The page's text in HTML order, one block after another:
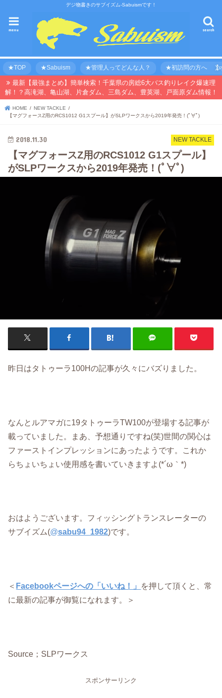
デジ物書きのサブイズム-Sabuismです！
search
menu
★TOP ★Sabuism ★管理人ってどんな人？ ★初訪問の方へ 【
最新【最強まとめ】簡単検索！千葉県の房総6大バス釣りレイク爆速理
解！？高滝湖、亀山湖、片倉ダム、三島ダム、豊英湖、戸面原ダム情報！
HOME
NEW TACKLE
【マグフォースZ用のRCS1012 G1スプール】がSLPワークスから2019年発売！(ﾟ∀ﾟ)
NEW TACKLE
2018.11.30
【マグフォースZ用のRCS1012 G1スプール】
がSLPワークスから2019年発売！(ﾟ∀ﾟ)
昨日はタトゥーラ100Hの記事が久々にバズりました。
なんとルアマガに19タトゥーラTW100が登場する記事が
載っていました。まあ、予想通りですね(笑)世間の関心は
ファーストインプレッションにあったようです。これか
らちょいちょい使用感を書いていきますよ(*´ω｀*)
おはようございます。フィッシングトランスレーターの
サブイズム(@sabu94_1982)です。
＜ Facebookページへの「いいね！」 を押して頂くと、常
に最新の記事が御覧になれます。＞
Source；SLPワークス
スポンサーリンク